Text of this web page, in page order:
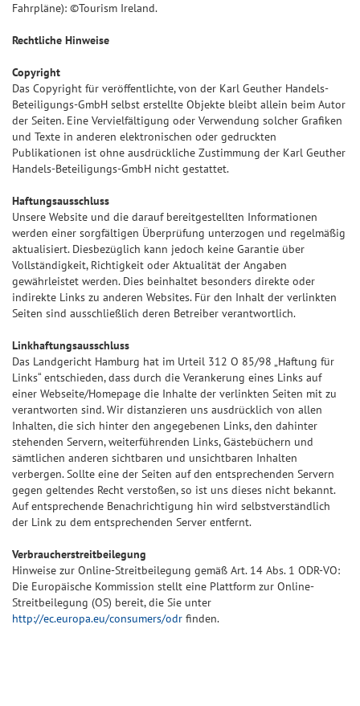
Fahrpläne): ©Tourism Ireland.
Rechtliche Hinweise
Copyright
Das Copyright für veröffentlichte, von der Karl Geuther Handels-
Beteiligungs-GmbH selbst erstellte Objekte bleibt allein beim Autor
der Seiten. Eine Vervielfältigung oder Verwendung solcher Grafiken
und Texte in anderen elektronischen oder gedruckten
Publikationen ist ohne ausdrückliche Zustimmung der Karl Geuther
Handels-Beteiligungs-GmbH nicht gestattet.
Haftungsausschluss
Unsere Website und die darauf bereitgestellten Informationen
werden einer sorgfältigen Überprüfung unterzogen und regelmäßig
aktualisiert. Diesbezüglich kann jedoch keine Garantie über
Vollständigkeit, Richtigkeit oder Aktualität der Angaben
gewährleistet werden. Dies beinhaltet besonders direkte oder
indirekte Links zu anderen Websites. Für den Inhalt der verlinkten
Seiten sind ausschließlich deren Betreiber verantwortlich.
Linkhaftungsausschluss
Das Landgericht Hamburg hat im Urteil 312 O 85/98 „Haftung für
Links“ entschieden, dass durch die Verankerung eines Links auf
einer Webseite/Homepage die Inhalte der verlinkten Seiten mit zu
verantworten sind. Wir distanzieren uns ausdrücklich von allen
Inhalten, die sich hinter den angegebenen Links, den dahinter
stehenden Servern, weiterführenden Links, Gästebüchern und
sämtlichen anderen sichtbaren und unsichtbaren Inhalten
verbergen. Sollte eine der Seiten auf den entsprechenden Servern
gegen geltendes Recht verstoßen, so ist uns dieses nicht bekannt.
Auf entsprechende Benachrichtigung hin wird selbstverständlich
der Link zu dem entsprechenden Server entfernt.
Verbraucherstreitbeilegung
Hinweise zur Online-Streitbeilegung gemäß Art. 14 Abs. 1 ODR-VO:
Die Europäische Kommission stellt eine Plattform zur Online-
Streitbeilegung (OS) bereit, die Sie unter
http://ec.europa.eu/consumers/odr finden.